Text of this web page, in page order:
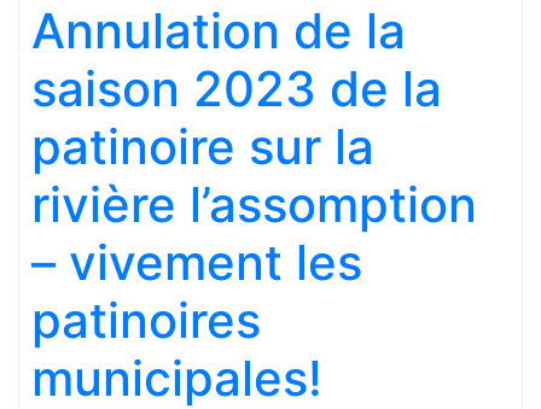
Annulation de la
saison 2023 de la
patinoire sur la
rivière l’assomption
– vivement les
patinoires
municipales!